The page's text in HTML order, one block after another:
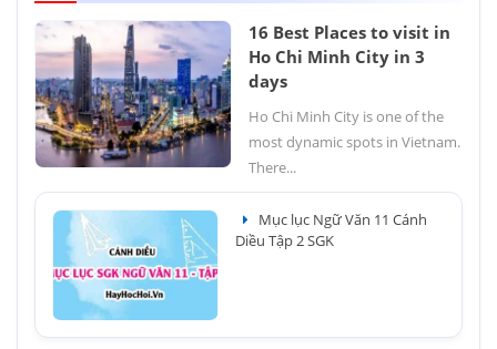
16 Best Places to visit in
Ho Chi Minh City in 3
days
Ho Chi Minh City is one of the
most dynamic spots in Vietnam.
There...
Mục lục Ngữ Văn 11 Cánh
Diều Tập 2 SGK